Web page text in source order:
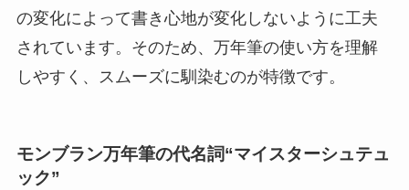
の変化によって書き心地が変化しないように工夫
されています。そのため、万年筆の使い方を理解
しやすく、スムーズに馴染むのが特徴です。
モンブラン万年筆の代名詞“マイスターシュテュ
ック”